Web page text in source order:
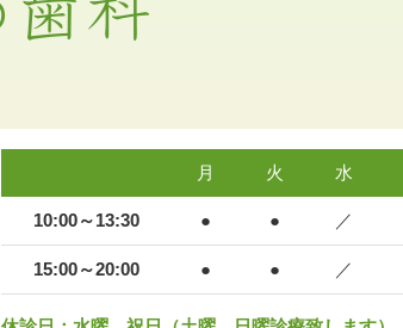
月 火 水
10:00～13:30 ● ● ／
15:00～20:00 ● ● ／